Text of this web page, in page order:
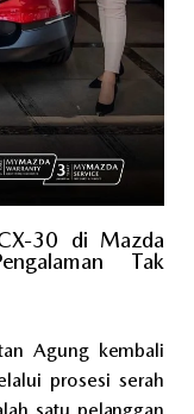
30 di Mazda
Tak
Agung kembali
prosesi serah
satu pelanggan